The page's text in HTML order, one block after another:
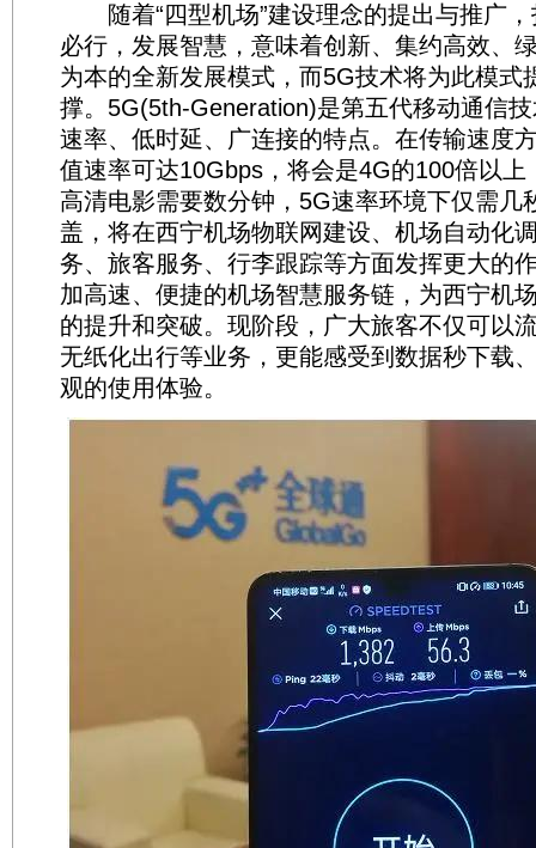
随着“四型机场”建设理念的提出与推广，
必行，发展智慧，意味着创新、集约高效、
为本的全新发展模式，而5G技术将为此模式
撑。5G(5th-Generation)是第五代移动通信
速率、低时延、广连接的特点。在传输速度
值速率可达10Gbps，将会是4G的100倍以上
高清电影需要数分钟，5G速率环境下仅需几
盖，将在西宁机场物联网建设、机场自动化
务、旅客服务、行李跟踪等方面发挥更大的
加高速、便捷的机场智慧服务链，为西宁机
的提升和突破。现阶段，广大旅客不仅可以
无纸化出行等业务，更能感受到数据秒下载
观的使用体验。